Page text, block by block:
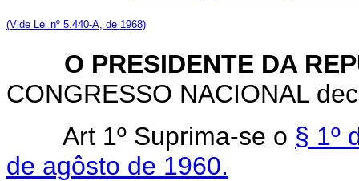
(Vide Lei nº 5.440-A, de 1968)
O PRESIDENTE DA
CONGRESSO NACIONAL
Art 1º Suprima-se o § 1º
de agôsto de 1960.